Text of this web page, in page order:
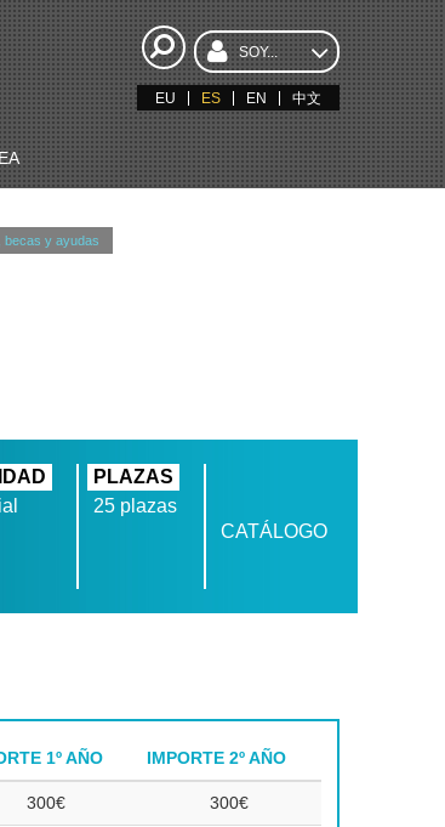
SOY...
EU ES EN 中文
becas y ayudas
PLAZAS
25 plazas
CATÁLOGO
1º AÑO IMPORTE 2º AÑO
300€ 300€